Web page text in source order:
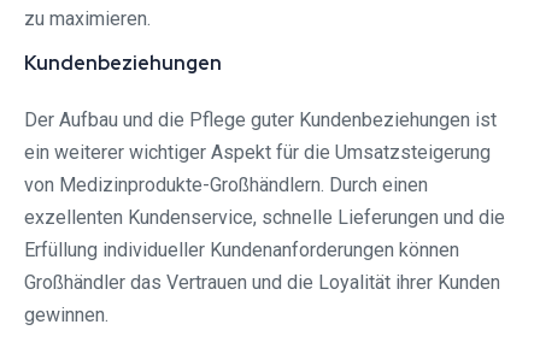
zu maximieren.
Kundenbeziehungen
Der Aufbau und die Pflege guter Kundenbeziehungen ist
ein weiterer wichtiger Aspekt für die Umsatzsteigerung
von Medizinprodukte-Großhändlern. Durch einen
exzellenten Kundenservice, schnelle Lieferungen und die
Erfüllung individueller Kundenanforderungen können
Großhändler das Vertrauen und die Loyalität ihrer Kunden
gewinnen.